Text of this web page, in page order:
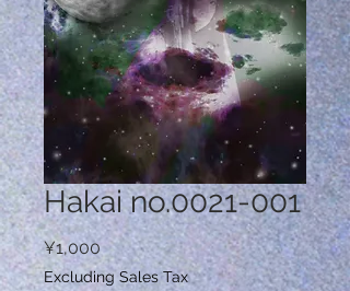
Hakai no.0021-001
¥1,000Price
Excluding Sales Tax